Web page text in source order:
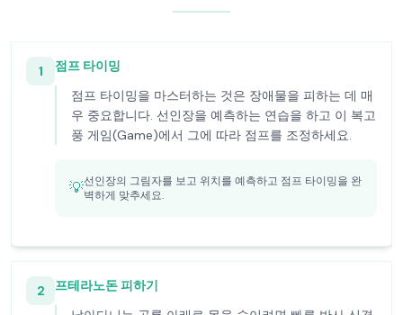
1
점프 타이밍
점프 타이밍을 마스터하는 것은 장애물을 피하는 데 매
우 중요합니다. 선인장을 예측하는 연습을 하고 이 복고
풍 게임(Game)에서 그에 따라 점프를 조정하세요.
💡선인장의 그림자를 보고 위치를 예측하고 점프 타이밍을 완
벽하게 맞추세요.
2
프테라노돈 피하기